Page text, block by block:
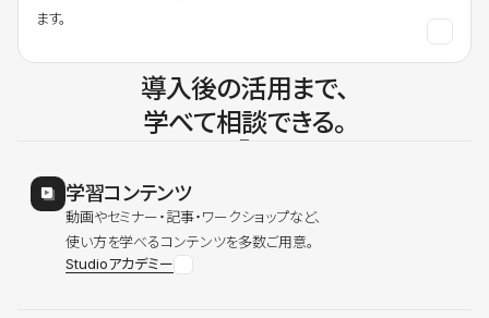
ます。
導入後の活用まで、
学べて相談できる。
学習コンテンツ
動画やセミナー・記事・ワークショップなど、
使い方を学べるコンテンツを多数ご用意。
Studioアカデミー